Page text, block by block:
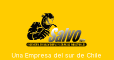
Una Empresa del sur de Chile